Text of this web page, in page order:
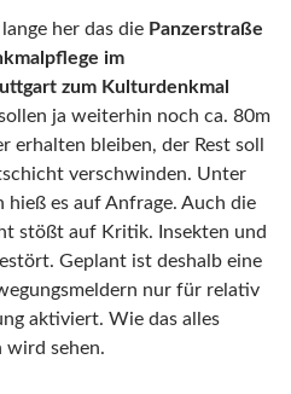
her das die Panzerstraße
im
zum Kulturdenkmal
ja weiterhin noch ca. 80m
erhalten bleiben, der Rest soll
verschwinden. Unter
es auf Anfrage. Auch die
stößt auf Kritik. Insekten und
Geplant ist deshalb eine
nur für relativ
aktiviert. Wie das alles
wird sehen.